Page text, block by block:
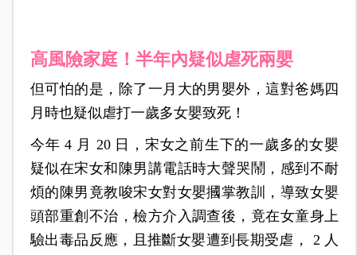
高風險家庭！半年內疑似虐死兩嬰
但可怕的是，除了一月大的男嬰外，這對爸媽四
月時也疑似虐打一歲多女嬰致死！
今年 4 月 20 日，宋女之前生下的一歲多的女嬰
疑似在宋女和陳男講電話時大聲哭鬧，感到不耐
煩的陳男竟教唆宋女對女嬰摑掌教訓，導致女嬰
頭部重創不治，檢方介入調查後，竟在女童身上
驗出毒品反應，且推斷女嬰遭到長期受虐， 2 人